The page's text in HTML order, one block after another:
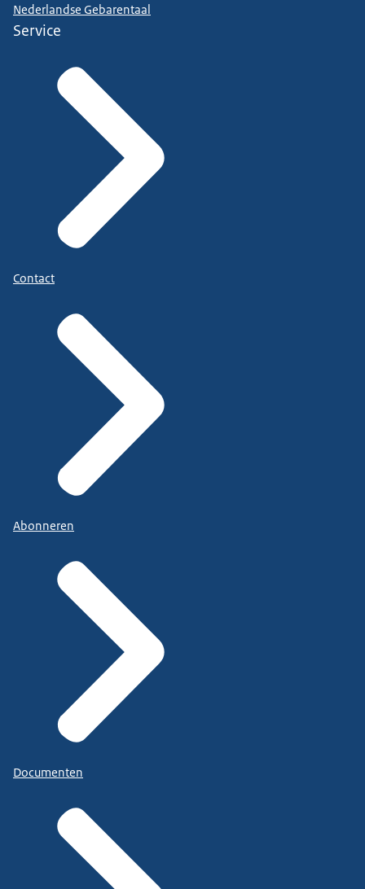
Nederlandse Gebarentaal
Service
Contact
Abonneren
Documenten